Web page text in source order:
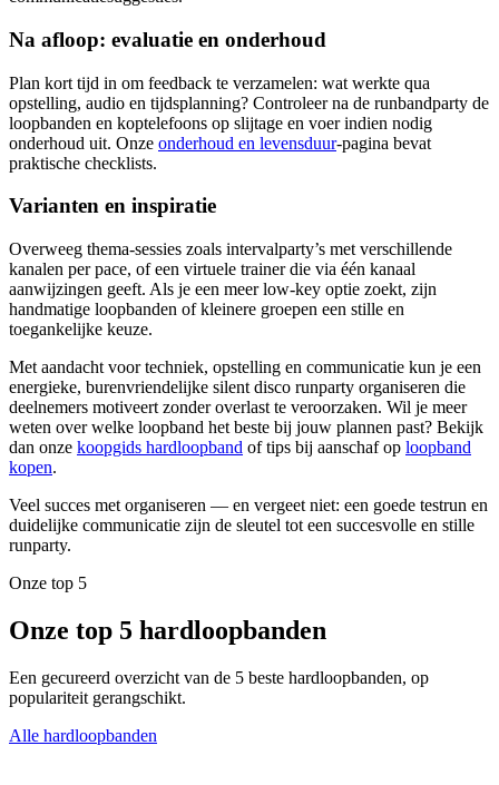
Na afloop: evaluatie en onderhoud
Plan kort tijd in om feedback te verzamelen: wat werkte qua
opstelling, audio en tijdsplanning? Controleer na de runbandparty de
loopbanden en koptelefoons op slijtage en voer indien nodig
onderhoud uit. Onze onderhoud en levensduur-pagina bevat
praktische checklists.
Varianten en inspiratie
Overweeg thema-sessies zoals intervalparty’s met verschillende
kanalen per pace, of een virtuele trainer die via één kanaal
aanwijzingen geeft. Als je een meer low-key optie zoekt, zijn
handmatige loopbanden of kleinere groepen een stille en
toegankelijke keuze.
Met aandacht voor techniek, opstelling en communicatie kun je een
energieke, burenvriendelijke silent disco runparty organiseren die
deelnemers motiveert zonder overlast te veroorzaken. Wil je meer
weten over welke loopband het beste bij jouw plannen past? Bekijk
dan onze koopgids hardloopband of tips bij aanschaf op loopband
kopen.
Veel succes met organiseren — en vergeet niet: een goede testrun en
duidelijke communicatie zijn de sleutel tot een succesvolle en stille
runparty.
Onze top 5
Onze top 5 hardloopbanden
Een gecureerd overzicht van de 5 beste hardloopbanden, op
populariteit gerangschikt.
Alle hardloopbanden